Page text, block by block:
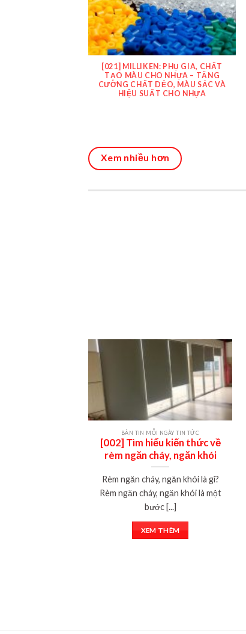
[021] MILLIKEN: PHỤ GIA, CHẤT
TẠO MÀU CHO NHỰA – TĂNG
CƯỜNG CHẤT DẺO, MÀU SẮC VÀ
HIỆU SUẤT CHO NHỰA
Xem nhiều hơn
BẢN TIN MỖI NGÀY TIN TỨC
[002] Tìm hiểu kiến thức về
rèm ngăn cháy, ngăn khói
Rèm ngăn cháy, ngăn khói là gì?
Rèm ngăn cháy, ngăn khói là một
bước [...]
XEM THÊM